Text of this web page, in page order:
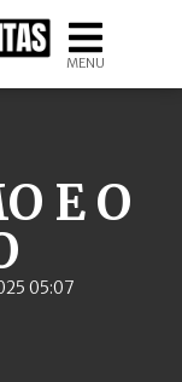
MENU
E O
05:07